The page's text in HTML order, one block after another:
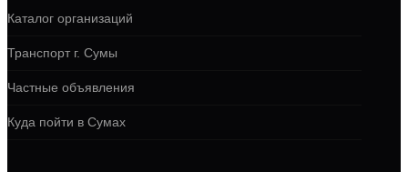
Каталог организаций
Транспорт г. Сумы
Частные объявления
Куда пойти в Сумах